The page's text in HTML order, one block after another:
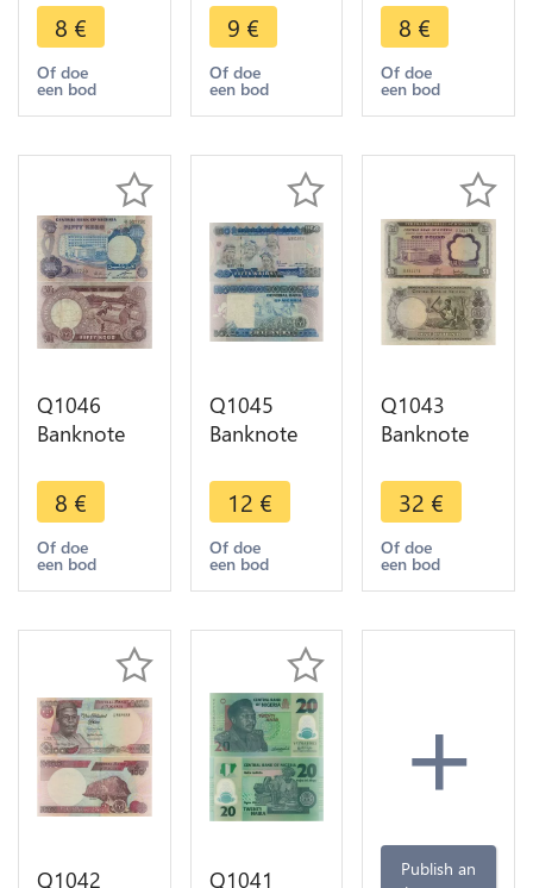
Naira
Murtala R
Muhammed
2009 UNC -
Offer
8 €
Of doe
een bod
Naira
Murtala R
Muhammed
2003 UNC -
Offer
9 €
Of doe
een bod
Naira Alhaji
Sir
Abubakar
Tafawa
date
8 €
Of doe
een bod
Q1046
Banknote
Kobo 1973
-> Make
Offer
8 €
Of doe
een bod
Q1045
Banknote
Naira 1991
-> Make
Offer
12 €
Of doe
een bod
Q1043
Banknote
Pound
1968 ->
Make Offer
32 €
Of doe
een bod
Q1042 Q1041
+
Publish an